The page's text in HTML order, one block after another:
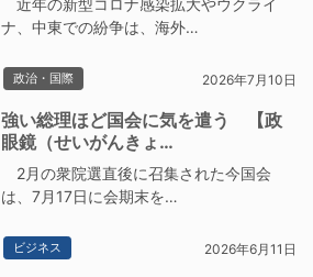
近年の新型コロナ感染拡大やウクライ
ナ、中東での紛争は、海外…
政治・国際 2026年7月10日
強い総理ほど国会に気を遣う 【政
眼鏡（せいがんきょ…
2月の衆院選直後に召集された今国会
は、7月17日に会期末を…
ビジネス 2026年6月11日